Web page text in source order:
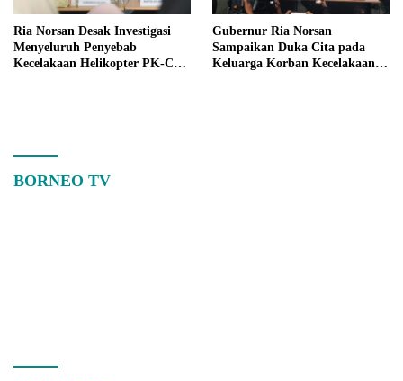
Ria Norsan Desak Investigasi
Menyeluruh Penyebab
Kecelakaan Helikopter PK-CFX
Gubernur Ria Norsan
Sampaikan Duka Cita pada
Keluarga Korban Kecelakaan
BORNEO TV